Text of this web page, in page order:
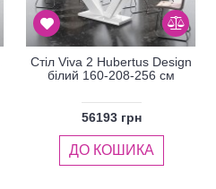
Стіл Viva 2 Hubertus Design
білий 160-208-256 см
56193 грн
ДО КОШИКА